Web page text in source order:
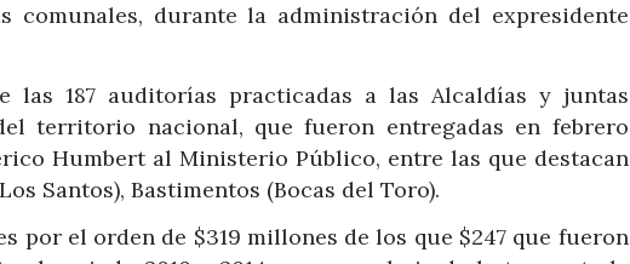
comunales, durante la administración del expresidente
las 187 auditorías practicadas a las Alcaldías y juntas
territorio nacional, que fueron entregadas en febrero
Humbert al Ministerio Público, entre las que destacan
Santos), Bastimentos (Bocas del Toro).
por el orden de $319 millones de los que $247 que fueron